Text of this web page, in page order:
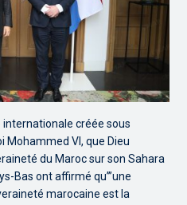
internationale créée sous
Mohammed VI, que Dieu
du Maroc sur son Sahara
Bas ont affirmé qu’”une
marocaine est la